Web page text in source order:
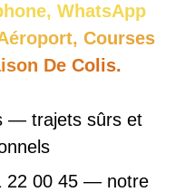
WhatsApp
Courses
De Colis.
— trajets sûrs et
22 00 45 — notre